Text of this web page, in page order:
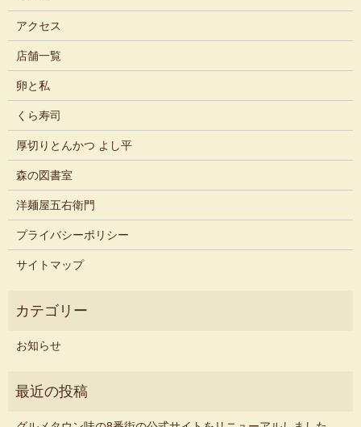
アクセス
店舗一覧
卵と私
くら寿司
厚切りとんかつ よし平
森の図書室
洋麺屋五右衛門
プライバシーポリシー
サイトマップ
お知らせ